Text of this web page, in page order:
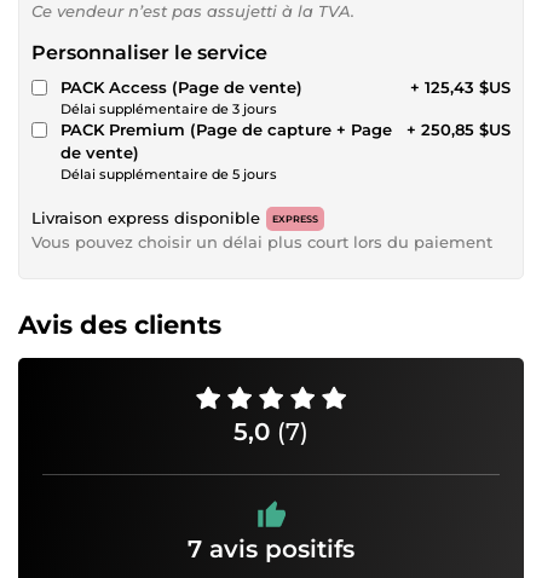
Ce vendeur n’est pas assujetti à la TVA.
Personnaliser le service
PACK Access (Page de vente)
Délai supplémentaire de 3 jours
+ 125,43 $US
PACK Premium (Page de capture + Page
de vente)
Délai supplémentaire de 5 jours
+ 250,85 $US
Livraison express disponible EXPRESS
Vous pouvez choisir un délai plus court lors du paiement
Avis des clients
5,0 (7)
7 avis positifs